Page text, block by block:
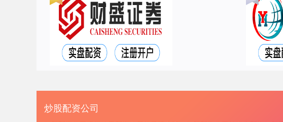
炒股配资公司